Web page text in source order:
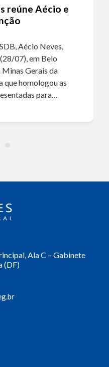
reúne Aécio e
Aécio Neves,
07), em Belo
Gerais da
que homologou as
para…
Ala C – Gabinete
(DF)